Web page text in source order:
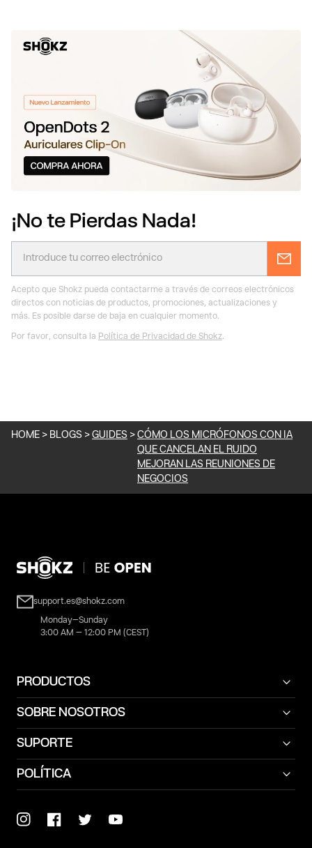
¡No te Pierdas Nada!
Acepto que Shokz pueda contactarme a través de correos electrónicos
directos con noticias de productos, promociones, actualizaciones y
más. Es posible darse de baja en cualquier momento.
Por favor, consulta la Política de Privacidad de Shokz.
HOME > BLOGS > GUIDES > CÓMO LOS MICRÓFONOS CON IA
QUE CANCELAN EL RUIDO
MEJORAN LAS REUNIONES DE
NEGOCIOS
support.es@shokz.com
Monday–Sunday
3:00 AM – 12:00 PM (CEST)
PRODUCTOS
SOBRE NOSOTROS
SUPORTE
POLÍTICA
InstagramFacebookTwitterYouTube